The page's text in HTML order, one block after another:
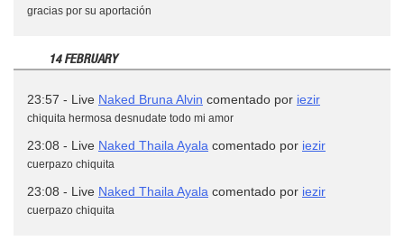
gracias por su aportación
14 FEBRUARY
23:57 - Live Naked Bruna Alvin comentado por iezir
chiquita hermosa desnudate todo mi amor
23:08 - Live Naked Thaila Ayala comentado por iezir
cuerpazo chiquita
23:08 - Live Naked Thaila Ayala comentado por iezir
cuerpazo chiquita